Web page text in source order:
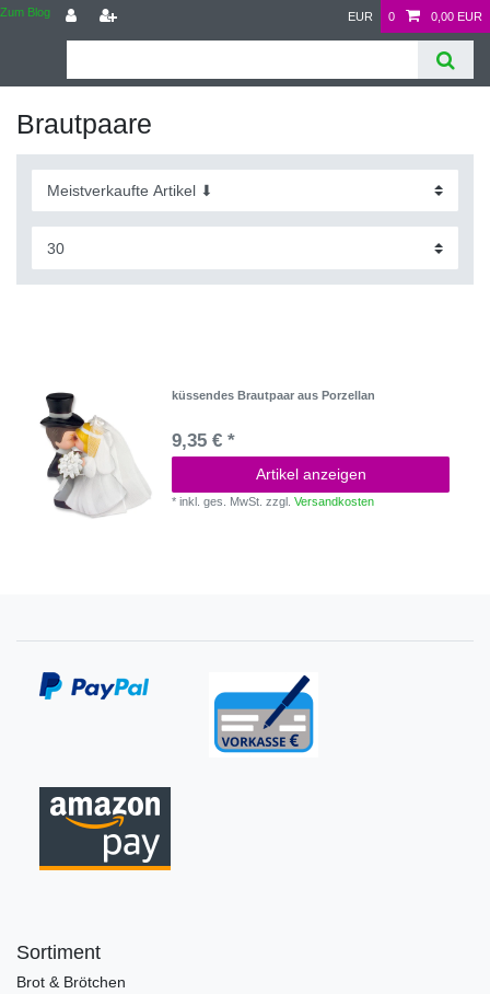
Zum Blog EUR 0 0,00 EUR
Brautpaare
küssendes Brautpaar aus Porzellan
9,35 € *
Artikel anzeigen
*inkl. ges. MwSt. zzgl.Versandkosten
Sortiment
Brot & Brötchen